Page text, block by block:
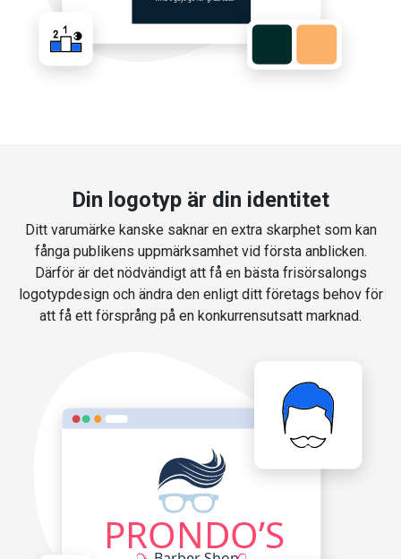
Din logotyp är din identitet
Ditt varumärke kanske saknar en extra skarphet som kan
fånga publikens uppmärksamhet vid första anblicken.
Därför är det nödvändigt att få en bästa frisörsalongs
logotypdesign och ändra den enligt ditt företags behov för
att få ett försprång på en konkurrensutsatt marknad.